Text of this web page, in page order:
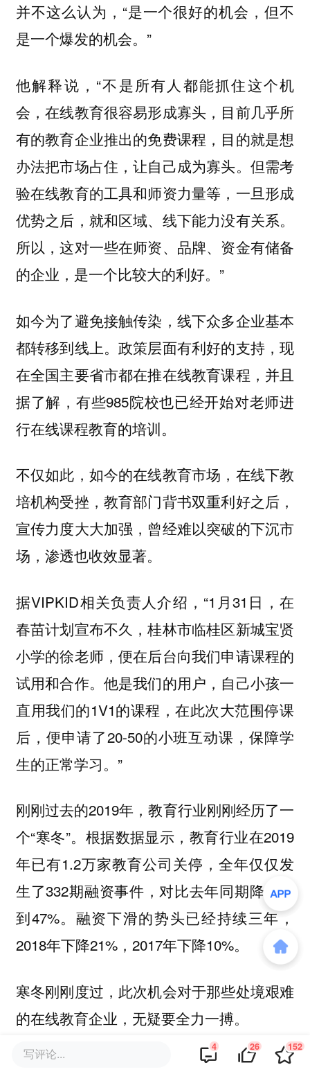
并不这么认为，“是一个很好的机会，但不
是一个爆发的机会。”
他解释说，“不是所有人都能抓住这个机
会，在线教育很容易形成寡头，目前几乎所
有的教育企业推出的免费课程，目的就是想
办法把市场占住，让自己成为寡头。但需考
验在线教育的工具和师资力量等，一旦形成
优势之后，就和区域、线下能力没有关系。
所以，这对一些在师资、品牌、资金有储备
的企业，是一个比较大的利好。”
如今为了避免接触传染，线下众多企业基本
都转移到线上。政策层面有利好的支持，现
在全国主要省市都在推在线教育课程，并且
据了解，有些985院校也已经开始对老师进
行在线课程教育的培训。
不仅如此，如今的在线教育市场，在线下教
培机构受挫，教育部门背书双重利好之后，
宣传力度大大加强，曾经难以突破的下沉市
场，渗透也收效显著。
据VIPKID相关负责人介绍，“1月31日，在
春苗计划宣布不久，桂林市临桂区新城宝贤
小学的徐老师，便在后台向我们申请课程的
试用和合作。他是我们的用户，自己小孩一
直用我们的1V1的课程，在此次大范围停课
后，便申请了20-50的小班互动课，保障学
生的正常学习。”
刚刚过去的2019年，教育行业刚刚经历了一
个“寒冬”。根据数据显示，教育行业在2019
年已有1.2万家教育公司关停，全年仅仅发
生了332期融资事件，对比去年同期降幅达
到47%。融资下滑的势头已经持续三年，
2018年下降21%，2017年下降10%。
寒冬刚刚度过，此次机会对于那些处境艰难
的在线教育企业，无疑要全力一搏。
留存率和复购率，是决定在线教育企业存活
写评论... 4 26 152